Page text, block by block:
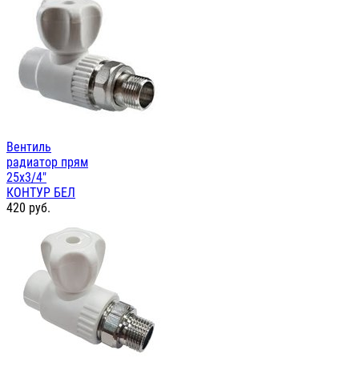
Вентиль
радиатор прям
25х3/4"
КОНТУР БЕЛ
420 руб.